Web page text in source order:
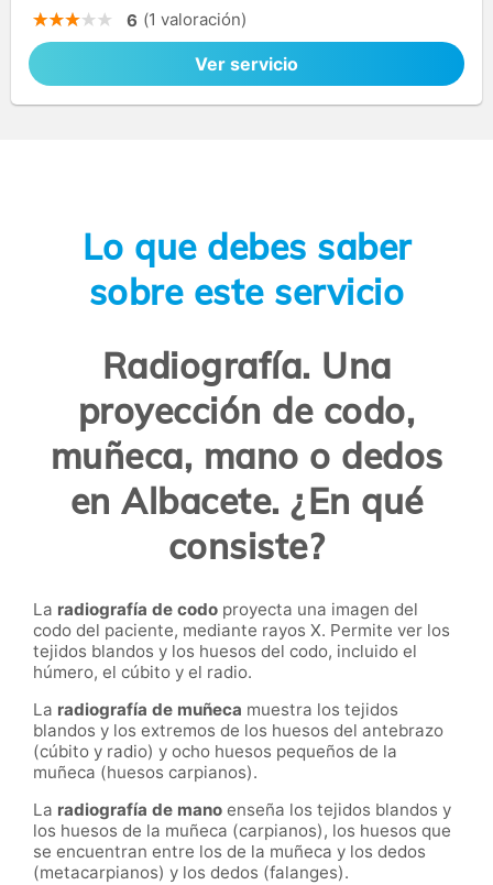
6 (1 valoración)
Ver servicio
Lo que debes saber
sobre este servicio
Radiografía. Una
proyección de codo,
muñeca, mano o dedos
en Albacete. ¿En qué
consiste?
La radiografía de codo proyecta una imagen del
codo del paciente, mediante rayos X. Permite ver los
tejidos blandos y los huesos del codo, incluido el
húmero, el cúbito y el radio.
La radiografía de muñeca muestra los tejidos
blandos y los extremos de los huesos del antebrazo
(cúbito y radio) y ocho huesos pequeños de la
muñeca (huesos carpianos).
La radiografía de mano enseña los tejidos blandos y
los huesos de la muñeca (carpianos), los huesos que
se encuentran entre los de la muñeca y los dedos
(metacarpianos) y los dedos (falanges).